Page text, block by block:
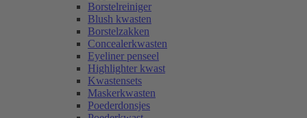
Borstelreiniger
Blush kwasten
Borstelzakken
Concealerkwasten
Eyeliner penseel
Highlighter kwast
Kwastensets
Maskerkwasten
Poederdonsjes